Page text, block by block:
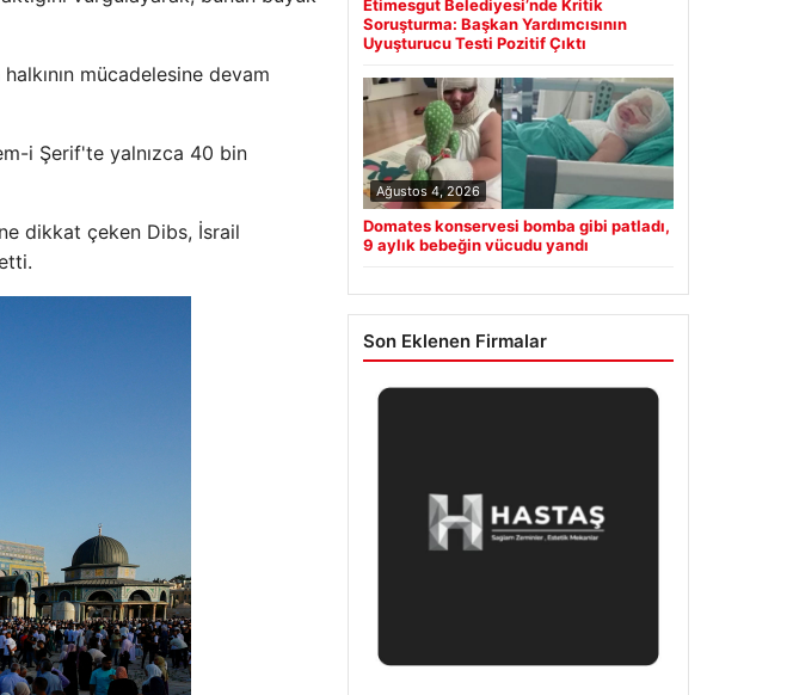
mücadelesine devam
i Şerif'te yalnızca 40 bin
dikkat çeken Dibs, İsrail
Etimesgut Belediyesi’nde Kritik
Soruşturma: Başkan Yardımcısının
Uyuşturucu Testi Pozitif Çıktı
Ağustos 4, 2026
Domates konservesi bomba gibi patladı,
9 aylık bebeğin vücudu yandı
Son Eklenen Firmalar